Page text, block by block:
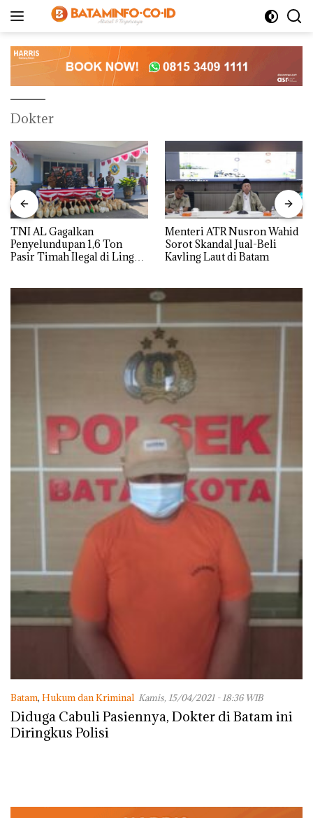
Dokter
TNI AL Gagalkan
Penyelundupan 1,6 Ton
Pasir Timah Ilegal di Lingga,
Menteri ATR Nusron Wahid
Sorot Skandal Jual-Beli
Kavling Laut di Batam
Batam, Hukum dan Kriminal Kamis, 15/04/2021 - 18:36 WIB
Diduga Cabuli Pasiennya, Dokter di Batam ini
Diringkus Polisi